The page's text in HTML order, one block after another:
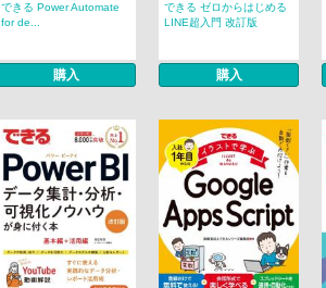
できる Power Automate
for de...
購入
できる ゼロからはじめる
LINE超入門 改訂版
購入